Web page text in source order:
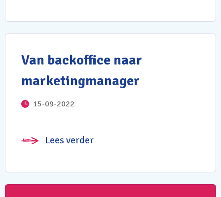
Van backoffice naar
marketingmanager
15-09-2022
Lees verder